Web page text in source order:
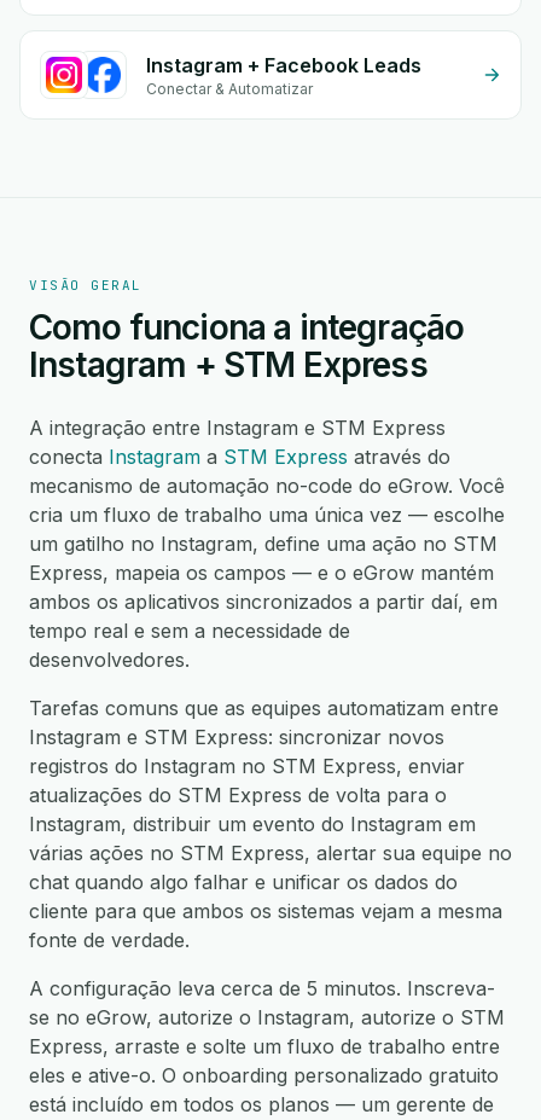
Instagram + Facebook Leads
Conectar & Automatizar
VISÃO GERAL
Como funciona a integração
Instagram + STM Express
A integração entre Instagram e STM Express
conecta Instagram a STM Express através do
mecanismo de automação no-code do eGrow. Você
cria um fluxo de trabalho uma única vez — escolhe
um gatilho no Instagram, define uma ação no STM
Express, mapeia os campos — e o eGrow mantém
ambos os aplicativos sincronizados a partir daí, em
tempo real e sem a necessidade de
desenvolvedores.
Tarefas comuns que as equipes automatizam entre
Instagram e STM Express: sincronizar novos
registros do Instagram no STM Express, enviar
atualizações do STM Express de volta para o
Instagram, distribuir um evento do Instagram em
várias ações no STM Express, alertar sua equipe no
chat quando algo falhar e unificar os dados do
cliente para que ambos os sistemas vejam a mesma
fonte de verdade.
A configuração leva cerca de 5 minutos. Inscreva-
se no eGrow, autorize o Instagram, autorize o STM
Express, arraste e solte um fluxo de trabalho entre
eles e ative-o. O onboarding personalizado gratuito
está incluído em todos os planos — um gerente de